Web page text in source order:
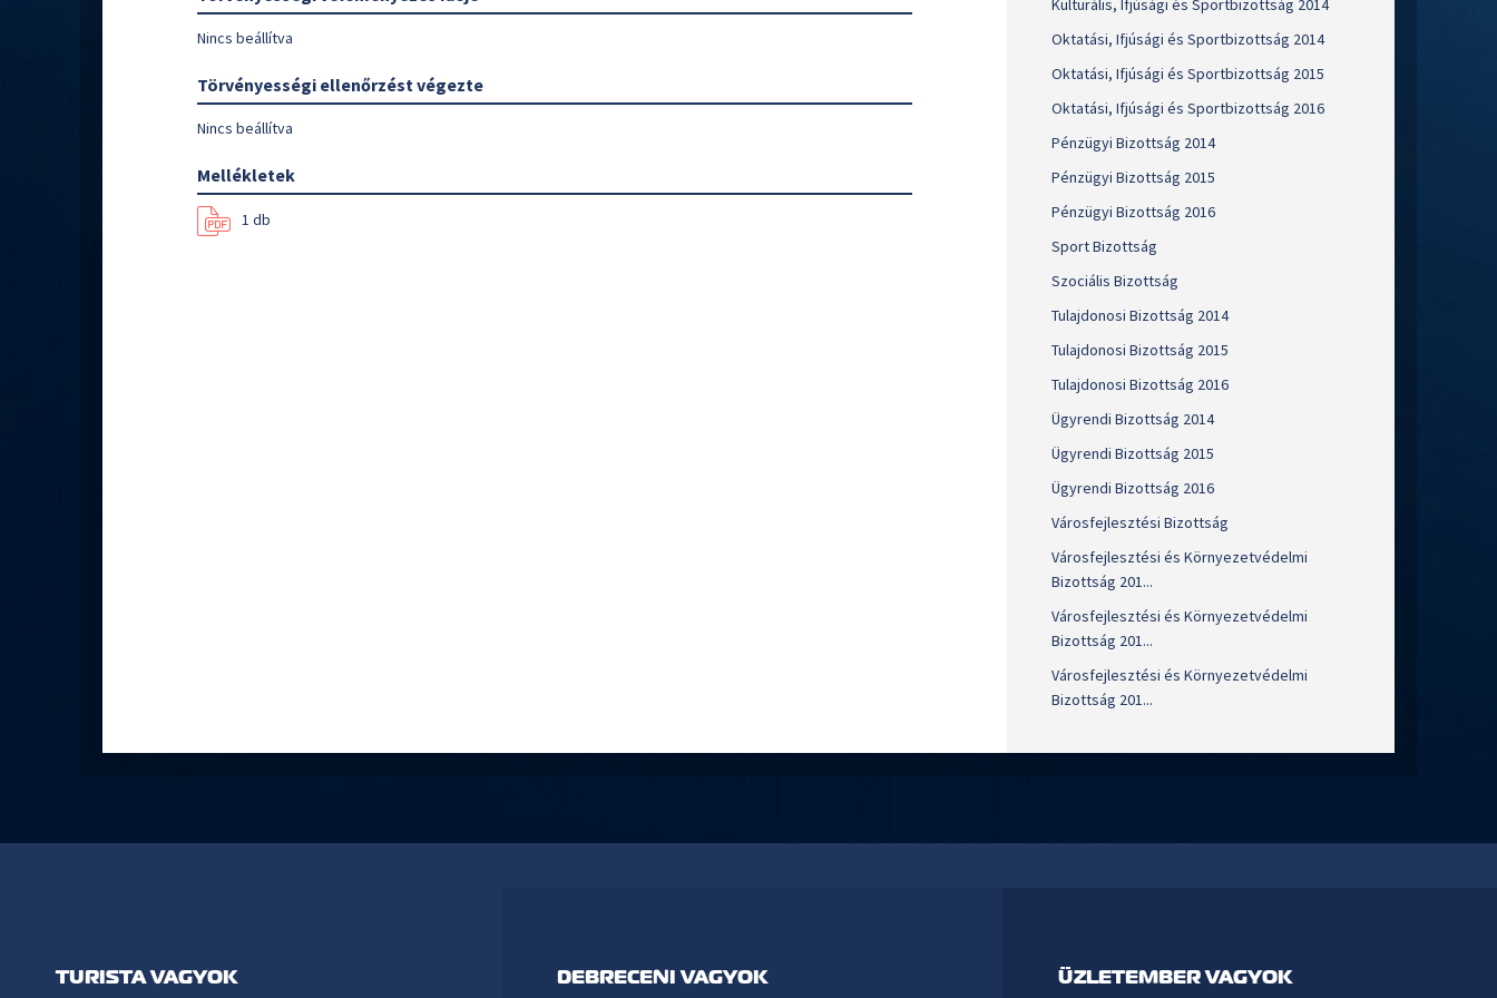
Nincs beállítva
Törvényességi ellenőrzést végezte
Nincs beállítva
Mellékletek
1 db
Kulturális, Ifjúsági és Sportbizottság 2014
Oktatási, Ifjúsági és Sportbizottság 2014
Oktatási, Ifjúsági és Sportbizottság 2015
Oktatási, Ifjúsági és Sportbizottság 2016
Pénzügyi Bizottság 2014
Pénzügyi Bizottság 2015
Pénzügyi Bizottság 2016
Sport Bizottság
Szociális Bizottság
Tulajdonosi Bizottság 2014
Tulajdonosi Bizottság 2015
Tulajdonosi Bizottság 2016
Ügyrendi Bizottság 2014
Ügyrendi Bizottság 2015
Ügyrendi Bizottság 2016
Városfejlesztési Bizottság
Városfejlesztési és Környezetvédelmi
Bizottság 201...
Városfejlesztési és Környezetvédelmi
Bizottság 201...
Városfejlesztési és Környezetvédelmi
Bizottság 201...
TURISTA VAGYOK DEBRECENI VAGYOK ÜZLETEMBER VAGYOK